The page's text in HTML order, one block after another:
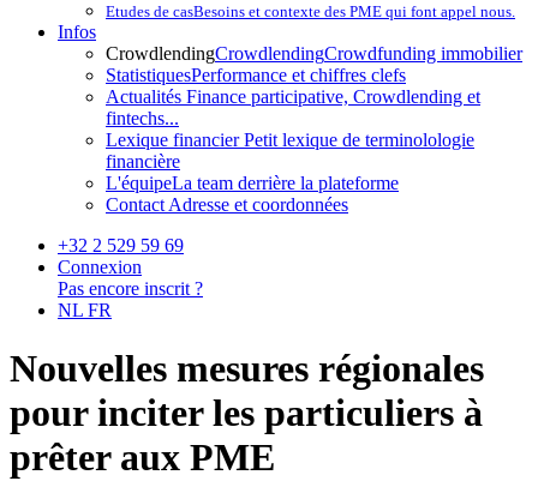
Etudes de casBesoins et contexte des PME qui font appel nous.
Infos
CrowdlendingCrowdlendingCrowdfunding immobilier
StatistiquesPerformance et chiffres clefs
Actualités Finance participative, Crowdlending et
fintechs...
Lexique financierPetit lexique de terminolologie
financière
L'équipeLa team derrière la plateforme
Contact Adresse et coordonnées
+32 2 529 59 69
Connexion
Pas encore inscrit ?
NL FR
Nouvelles mesures régionales
pour inciter les particuliers à
prêter aux PME